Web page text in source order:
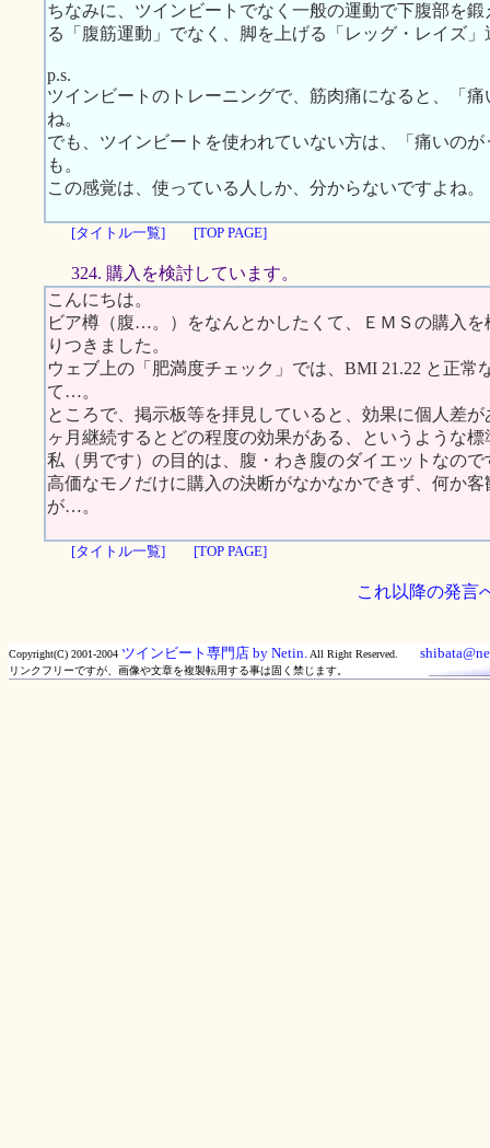
ちなみに、ツインビートでなく一般の運動で下腹部を
る「腹筋運動」でなく、脚を上げる「レッグ・レイズ
p.s.
ツインビートのトレーニングで、筋肉痛になると、「
ね。
でも、ツインビートを使われていない方は、「痛い
も。
この感覚は、使っている人しか、分からないですよね。
[タイトル一覧] [TOP PAGE]
324. 購入を検討しています。
こんにちは。
ビア樽（腹…。）をなんとかしたくて、ＥＭＳの購入
りつきました。
ウェブ上の「肥満度チェック」では、BMI 21.22 と正
て…。
ところで、掲示板等を拝見していると、効果に個人差
ヶ月継続するとどの程度の効果がある、というような
私（男です）の目的は、腹・わき腹のダイエットなので
高価なモノだけに購入の決断がなかなかできず、何か
が…。
[タイトル一覧] [TOP PAGE]
これ以降の発言
Copyright(C) 2001-2004 ツインビート専門店 by Netin. All Right Reserved.
リンクフリーですが、画像や文章を複製転用する事は固く禁じます。